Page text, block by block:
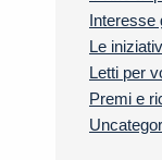
Interesse
Le
Letti per
Premi e